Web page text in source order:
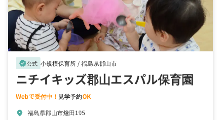
verified公式 小規模保育所 /福島県郡山市
ニチイキッズ郡山エスパル保育園
Webで受付中！ 見学予約OK
location_on 福島県郡山市燧田195